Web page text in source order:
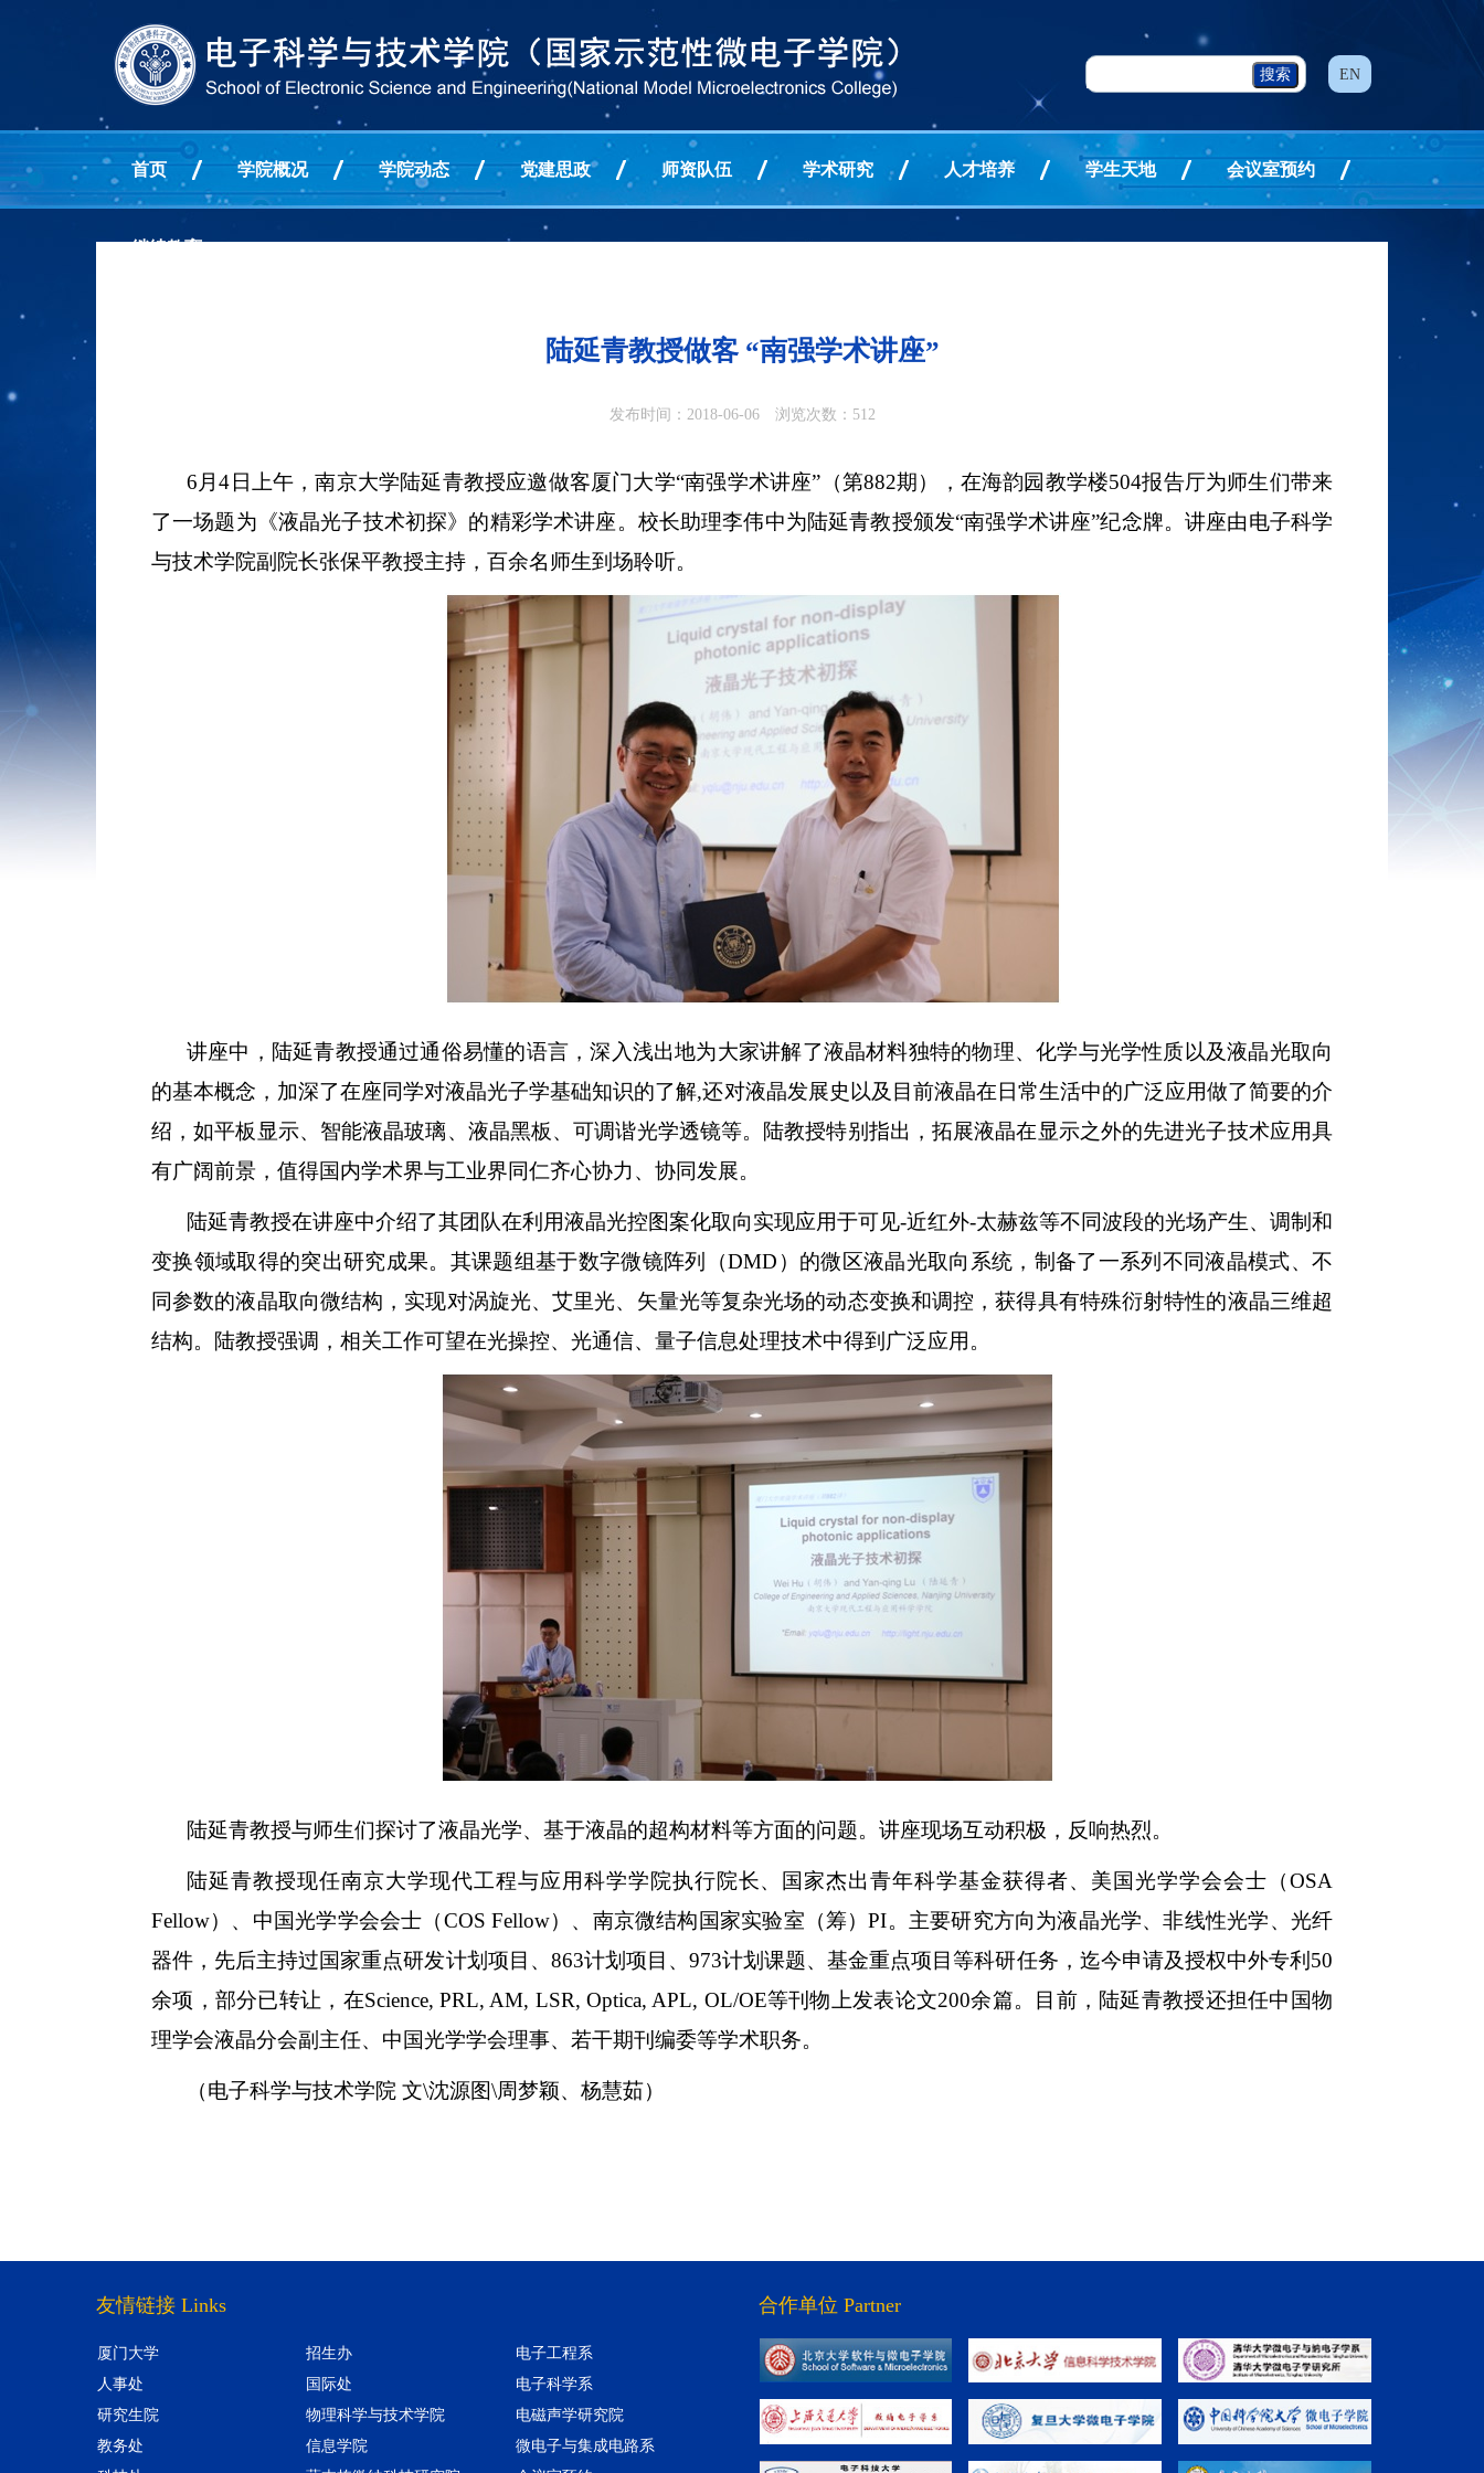
EN
首页 学院概况 学院动态 党建思政 师资队伍 学术研究 人才培养 学生天地 会议室预约
继续教育
陆延青教授做客 “南强学术讲座”
发布时间：2018-06-06 浏览次数： 512
6 月4 日上午，南京大学陆延青教授应邀做客厦门大学“南强学术讲座” （第882期），在海韵园教学楼504报告厅为师生们带来
了一场题为《液晶光子技术初探》的精彩学术讲座。校长助理李伟中为陆延青教授颁发“南强学术讲座”纪念牌。讲座由电子科学
与技术学院副院长张保平教授主持，百余名师生到场聆听。
讲座中，陆延青教授通过通俗易懂的语言，深入浅出地为大家讲解了液晶材料独特的物理、化学与光学性质以及液晶光取向
的基本概念，加深了在座同学对液晶光子学基础知识的了解,还对液晶发展史以及目前液晶在日常生活中的广泛应用做了简要的介
绍，如平板显示、智能液晶玻璃、液晶黑板、可调谐光学透镜等。陆教授特别指出，拓展液晶在显示之外的先进光子技术应用具
有广阔前景，值得国内学术界与工业界同仁齐心协力、协同发展。
陆延青教授在讲座中介绍了其团队在利用液晶光控图案化取向实现应用于可见-近红外-太赫兹等不同波段的光场产生、调制和
变换领域取得的突出研究成果。其课题组基于数字微镜阵列（DMD ）的微区液晶光取向系统，制备了一系列不同液晶模式、不
同参数的液晶取向微结构，实现对涡旋光、艾里光、矢量光等复杂光场的动态变换和调控，获得具有特殊衍射特性的液晶三维超
结构。陆教授强调，相关工作可望在光操控、光通信、量子信息处理技术中得到广泛应用。
陆延青教授与师生们探讨了液晶光学、基于液晶的超构材料等方面的问题。讲座现场互动积极，反响热烈。
陆延青教授现任南京大学现代工程与应用科学学院执行院长、国家杰出青年科学基金获得者、美国光学学会会士（OSA
Fellow）、中国光学学会会士（COS Fellow）、南京微结构国家实验室（筹）PI。主要研究方向为液晶光学、非线性光学、光纤
器件，先后主持过国家重点研发计划项目、 863计划项目、 973计划课题、基金重点项目等科研任务，迄今申请及授权中外专利 50
余项，部分已转让，在Science, PRL, AM, LSR, Optica, APL, OL/OE等刊物上发表论文200余篇。目前，陆延青教授还担任中国物
理学会液晶分会副主任、中国光学学会理事、若干期刊编委等学术职务。
（电子科学与技术学院 文\沈源图\周梦颖、杨慧茹）
友情链接 Links
电子工程系
招生办
厦门大学
电子科学系
国际处
人事处
电磁声学研究院
物理科学与技术学院
研究生院
微电子与集成电路系
信息学院
教务处
合作单位 Partner